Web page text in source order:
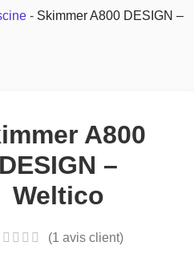
- Skimmer A800 DESIGN –
A800
DESIGN –
Weltico
(1 avis client)